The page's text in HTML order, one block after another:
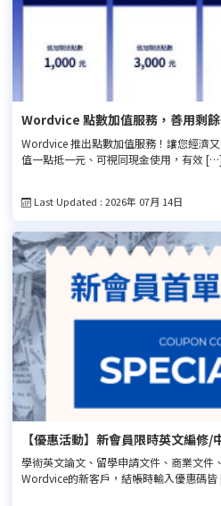
Wordvice 點數加值服務，善用剩
Wordvice 推出點數加值服務！讓您經濟
值一點抵一元、可視同現金使用，有效 […]
Last Updated : 2026年 07月 14日
【優惠活動】新會員限時英文編修/
學術英文論文、留學申請文件、商業文件
Wordvice的新客戶，結帳時輸入優惠碼